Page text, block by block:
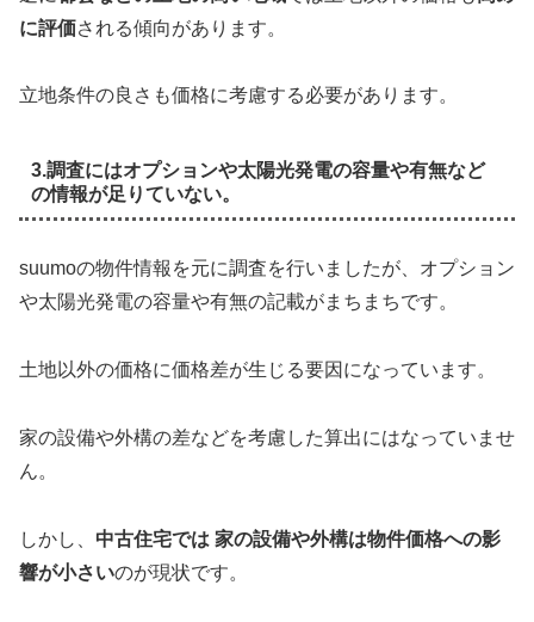
に評価される傾向があります。
立地条件の良さも価格に考慮する必要があります。
3.調査にはオプションや太陽光発電の容量や有無など
の情報が足りていない。
suumoの物件情報を元に調査を行いましたが、オプション
や太陽光発電の容量や有無の記載がまちまちです。
土地以外の価格に価格差が生じる要因になっています。
家の設備や外構の差などを考慮した算出にはなっていませ
ん。
しかし、 中古住宅では 家の設備や外構は物件価格への影
響が小さいのが現状です。